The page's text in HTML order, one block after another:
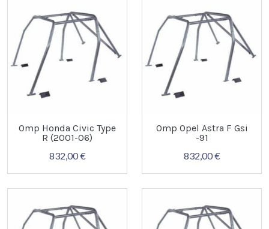
Omp Honda Civic Type
R (2001-06)
832,00 €
Omp Opel Astra F Gsi
-91
832,00 €